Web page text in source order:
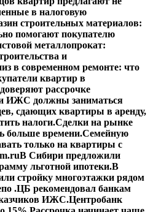
в налоговую
строительных материалов:
помогают покупателю
металлопрокат:
и
в современном ремонте: что
квартир в
рассрочке
ИЖС должны заниматься
сдающих квартиры в аренду,
налоги.Сделки на рынке
больше времени.Семейную
только на квартиры с
В Сибири предложили
льготной ипотеки.В
стройку многоэтажки рядом
.ЦБ рекомендовал банкам
ИЖС.Центробанк